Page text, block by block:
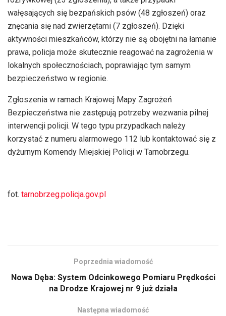
wałęsających się bezpańskich psów (48 zgłoszeń) oraz
znęcania się nad zwierzętami (7 zgłoszeń). Dzięki
aktywności mieszkańców, którzy nie są obojętni na łamanie
prawa, policja może skutecznie reagować na zagrożenia w
lokalnych społecznościach, poprawiając tym samym
bezpieczeństwo w regionie.
Zgłoszenia w ramach Krajowej Mapy Zagrożeń
Bezpieczeństwa nie zastępują potrzeby wezwania pilnej
interwencji policji. W tego typu przypadkach należy
korzystać z numeru alarmowego 112 lub kontaktować się z
dyżurnym Komendy Miejskiej Policji w Tarnobrzegu.
fot. tarnobrzeg.policja.gov.pl
Poprzednia wiadomość
Nowa Dęba: System Odcinkowego Pomiaru Prędkości
na Drodze Krajowej nr 9 już działa
Następna wiadomość